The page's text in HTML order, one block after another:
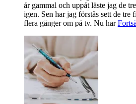
år gammal och uppåt läste jag de
igen. Sen har jag förstås sett de tre
flera gånger om på tv. Nu har